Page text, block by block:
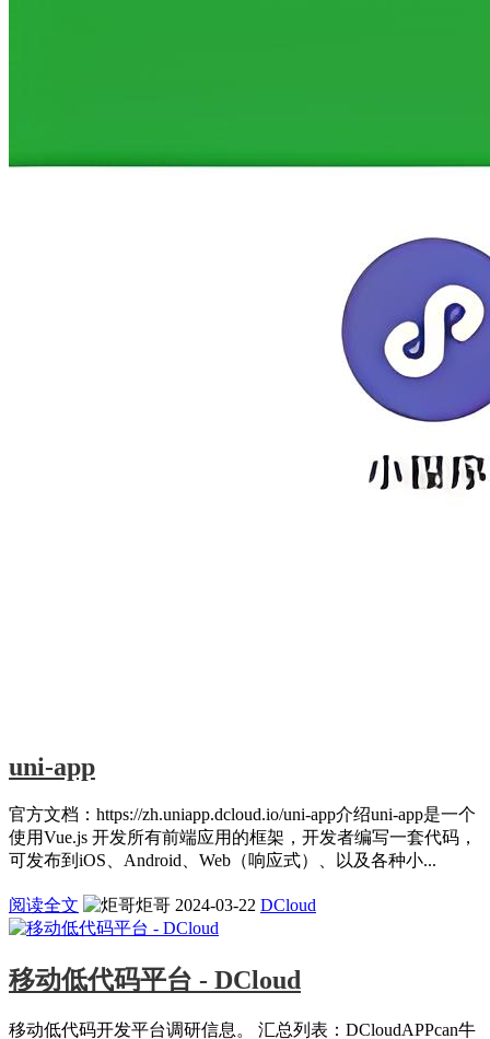
uni-app
官方文档：https://zh.uniapp.dcloud.io/uni-app介绍uni-app是一个
使用Vue.js 开发所有前端应用的框架，开发者编写一套代码，
可发布到iOS、Android、Web（响应式）、以及各种小...
阅读全文 炬哥 2024-03-22 DCloud
移动低代码平台 - DCloud
移动低代码开发平台调研信息。 汇总列表：DCloudAPPcan牛